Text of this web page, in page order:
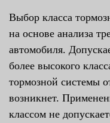
Выбор класса
на основе анализа
автомобиля.
более высокого
тормозной системы
возникнет.
классом не